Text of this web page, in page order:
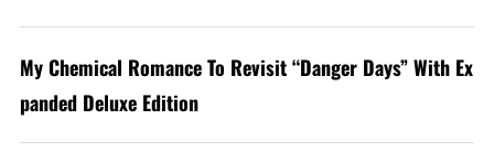
My Chemical Romance To Revisit “Danger Days” With Ex
panded Deluxe Edition